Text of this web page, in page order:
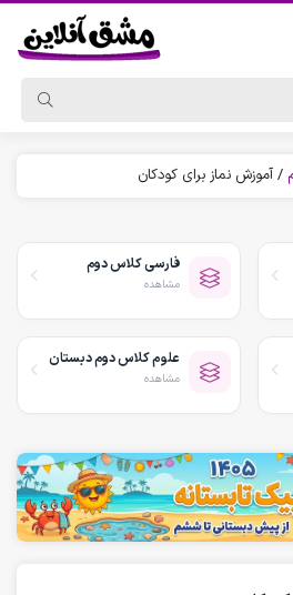
/ آموزش نماز برای کودکان
فارسی کلاس دوم
مشاهده
علوم کلاس دوم دبستان
مشاهده